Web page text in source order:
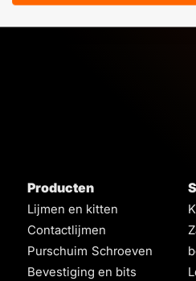
Producten
Lijmen en kitten
Contactlijmen
Purschuim Schroeven
Bevestiging en bits